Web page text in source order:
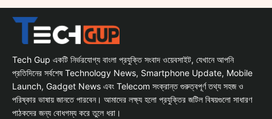
Tech Gup একটি নির্ভরযোগ্য বাংলা প্রযুক্তি সংবাদ ওয়েবসাইট, যেখানে আপনি
প্রতিদিনের সর্বশেষ Technology News, Smartphone Update, Mobile
Launch, Gadget News এবং Telecom সংক্রান্ত গুরুত্বপূর্ণ তথ্য সহজ ও
পরিষ্কার ভাষায় জানতে পারবেন। আমাদের লক্ষ্য হলো প্রযুক্তির জটিল বিষয়গুলো সাধারণ
পাঠকদের জন্য বোধগম্য করে তুলে ধরা।